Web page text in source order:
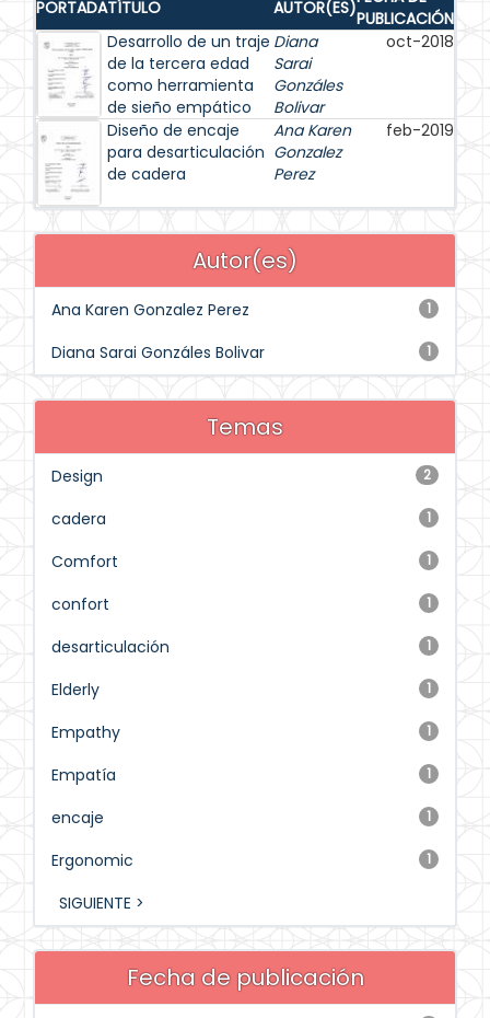
PORTADATÍTULO AUTOR(ES)PUBLICACIÓN
Desarrollo de un traje
de la tercera edad
como herramienta
de sieño empático
Diana
Sarai
Gonzáles
Bolivar
oct-2018
Diseño de encaje
para desarticulación
de cadera
Ana Karen
Gonzalez
Perez
feb-2019
Autor(es)
1
Ana Karen Gonzalez Perez
1
Diana Sarai Gonzáles Bolivar
Temas
2
Design
1
cadera
1
Comfort
1
confort
1
desarticulación
1
Elderly
1
Empathy
1
Empatía
1
encaje
1
Ergonomic
SIGUIENTE >
Fecha de publicación